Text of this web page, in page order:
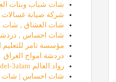
شات شباب وبنات
شركة صيانة غسالات
شات العشاق , شات
شات احساس ,
مؤسسة تامر للتعليم
دردشة امواج العراق
رواد العالم rowadel-3alam
شات احساس | شات